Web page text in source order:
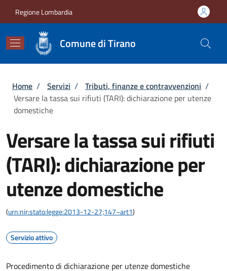
Regione Lombardia
Comune di Tirano
Briciole di pane
Home / Servizi / Tributi, finanze e contravvenzioni /
Versare la tassa sui rifiuti (TARI): dichiarazione per utenze
domestiche
Versare la tassa sui rifiuti
(TARI): dichiarazione per
utenze domestiche
(urn:nir:stato:legge:2013-12-27;147~art1)
Servizio attivo
Procedimento di dichiarazione per utenze domestiche